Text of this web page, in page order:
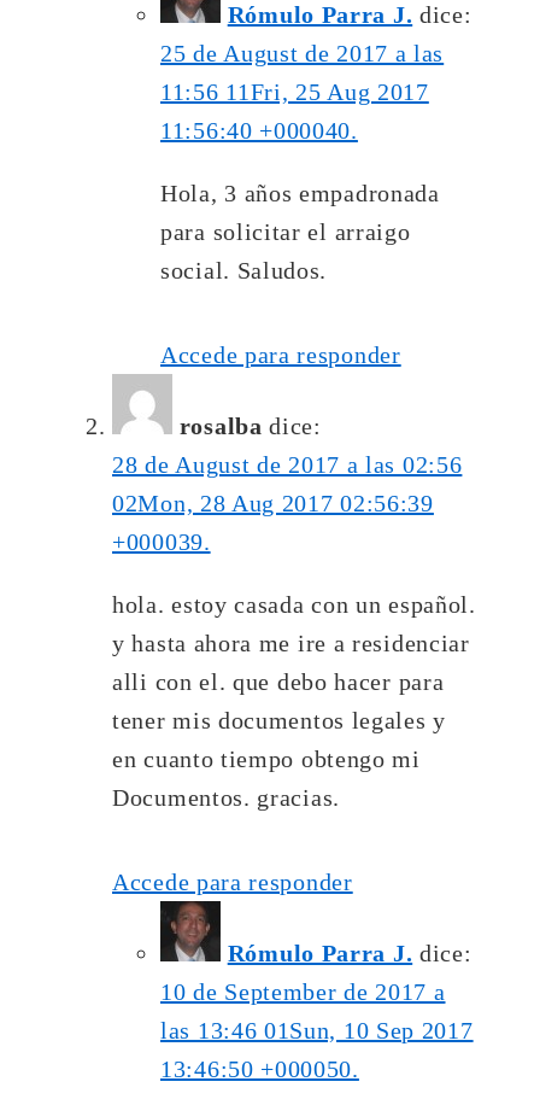
Rómulo Parra J. dice:
25 de August de 2017 a las
11:56 11Fri, 25 Aug 2017
11:56:40 +000040.
Hola, 3 años empadronada
para solicitar el arraigo
social. Saludos.
Accede para responder
rosalba dice:
28 de August de 2017 a las 02:56
02Mon, 28 Aug 2017 02:56:39
+000039.
hola. estoy casada con un español.
y hasta ahora me ire a residenciar
alli con el. que debo hacer para
tener mis documentos legales y
en cuanto tiempo obtengo mi
Documentos. gracias.
Accede para responder
Rómulo Parra J. dice:
10 de September de 2017 a
las 13:46 01Sun, 10 Sep 2017
13:46:50 +000050.